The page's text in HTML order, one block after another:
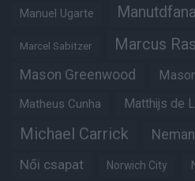
Manuel Ugarte
Marcel Sabitzer Marcus
Mason Greenwood
Matheus Cunha Matthijs de
Michael Carrick
Női csapat Norwich City